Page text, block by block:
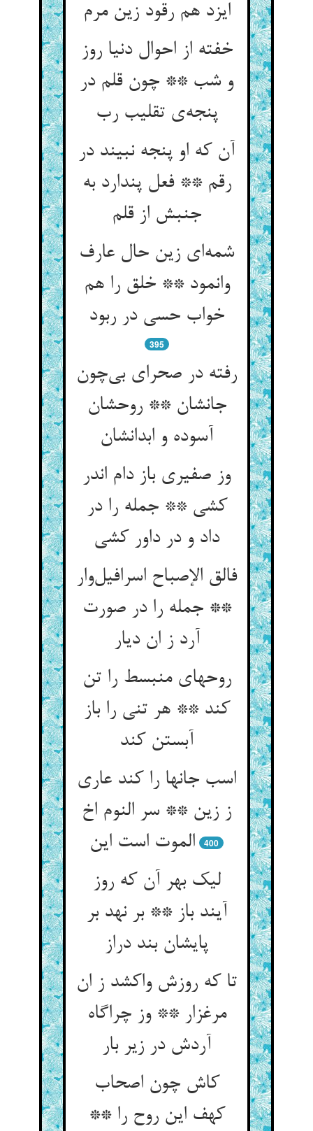
ایزد هم رقود زین مرم‌‌
خفته از احوال دنیا روز
و شب ** چون قلم در
پنجه‌‌ی تقلیب رب‌‌
آن که او پنجه نبیند در
رقم ** فعل پندارد به
شمه‌‌ای زین حال عارف
وانمود ** خلق را هم
خواب حسی در ربود
395
رفته در صحرای بی‌‌چون
جانشان ** روحشان
وز صفیری باز دام اندر
کشی ** جمله را در
فالق الإصباح اسرافیل‌‌وار
** جمله را در صورت
آرد ز ان دیار
روحهای منبسط را تن
کند ** هر تنی را باز
آبستن کند
اسب جانها را کند عاری
ز زین ** سر النوم اخ
400
لیک بهر آن که روز
آیند باز ** بر نهد بر
پایشان بند دراز
تا که روزش واکشد ز ان
مرغزار ** وز چراگاه
آردش در زیر بار
کاش چون اصحاب
کهف این روح را **